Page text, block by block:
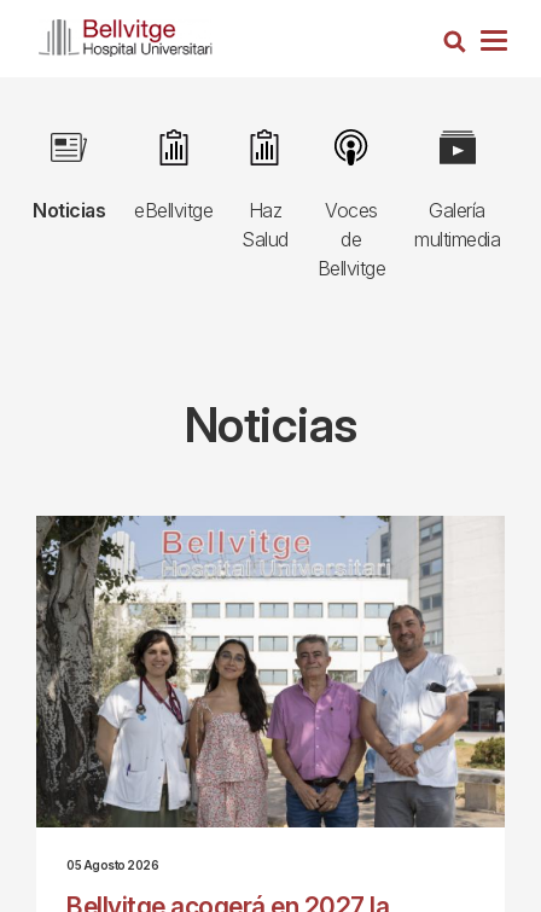
Busca
Navegació
3r
Noticias
Image
eBellvitge
Image
Haz
Salud
Image
Voces
de
Bellvitge
Image
Galería
multimedia
Image
Noticias
05 Agosto 2026